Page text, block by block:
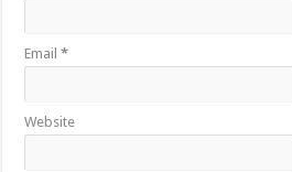
Email*
Website